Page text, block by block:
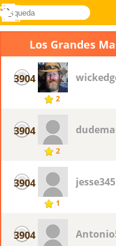
Novel
búsqueda
Acceder
Menú
Los Grandes
3904
2
3904
2
3904
1
jesse345
3904